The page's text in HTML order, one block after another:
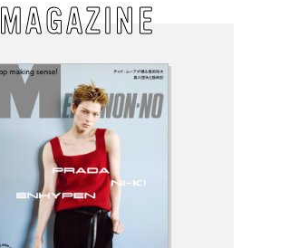
ロエベの新しい世界へよ
うこそ。大胆なコントラ
ストとレイヤードの先に
。装う喜び、明るいスピ
リット
MAGAZINE